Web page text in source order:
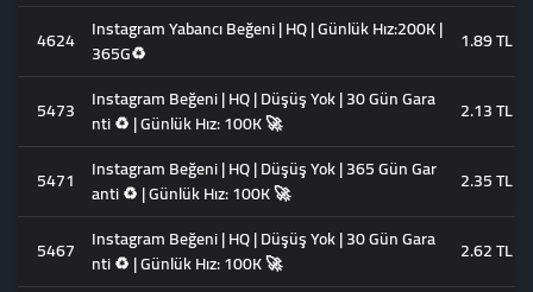
4624 Instagram Yabancı Beğeni | HQ | Günlük Hız:200K |
365G♻️
1.89 TL
5473
Instagram Beğeni | HQ | Düşüş Yok | 30 Gün Gara
nti ♻️ | Günlük Hız: 100K 🚀
2.13 TL
5471
Instagram Beğeni | HQ | Düşüş Yok | 365 Gün Gar
anti ♻️ | Günlük Hız: 100K 🚀
2.35 TL
5467
Instagram Beğeni | HQ | Düşüş Yok | 30 Gün Gara
nti ♻️ | Günlük Hız: 100K 🚀
2.62 TL